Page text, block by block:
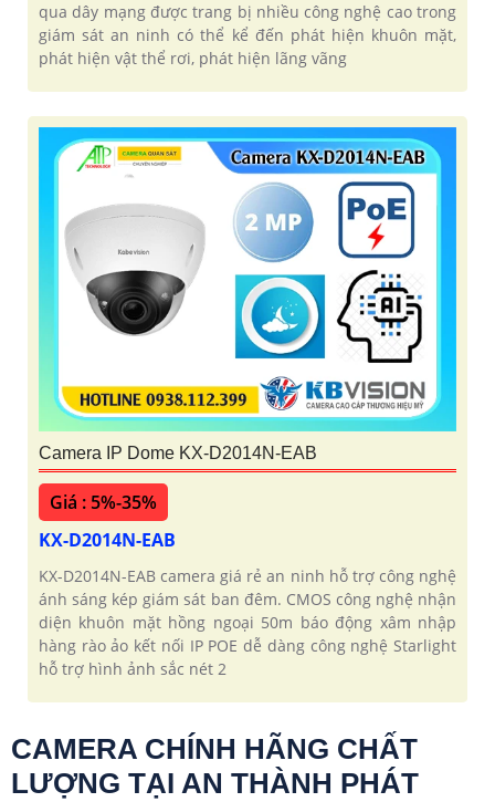
qua dây mạng được trang bị nhiều công nghệ cao trong
giám sát an ninh có thể kể đến phát hiện khuôn mặt,
phát hiện vật thể rơi, phát hiện lãng vãng
Camera IP Dome KX-D2014N-EAB
Giá : 5%-35%
KX-D2014N-EAB
KX-D2014N-EAB camera giá rẻ an ninh hỗ trợ công nghệ
ánh sáng kép giám sát ban đêm. CMOS công nghệ nhận
diện khuôn mặt hồng ngoại 50m báo động xâm nhập
hàng rào ảo kết nối IP POE dễ dàng công nghệ Starlight
hỗ trợ hình ảnh sắc nét 2
CAMERA CHÍNH HÃNG CHẤT
LƯỢNG TẠI AN THÀNH PHÁT